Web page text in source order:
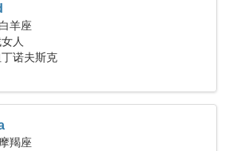
羊座
人
丁诺夫斯克
羯座